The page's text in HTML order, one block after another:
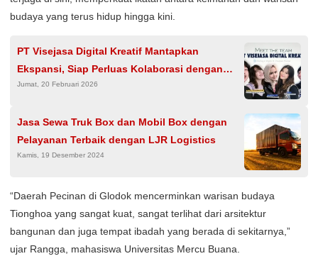
budaya yang terus hidup hingga kini.
PT Visejasa Digital Kreatif Mantapkan
Ekspansi, Siap Perluas Kolaborasi dengan
Mall dan Brand Nasional
Jumat, 20 Februari 2026
Jasa Sewa Truk Box dan Mobil Box dengan
Pelayanan Terbaik dengan LJR Logistics
Kamis, 19 Desember 2024
“Daerah Pecinan di Glodok mencerminkan warisan budaya
Tionghoa yang sangat kuat, sangat terlihat dari arsitektur
bangunan dan juga tempat ibadah yang berada di sekitarnya,”
ujar Rangga, mahasiswa Universitas Mercu Buana.